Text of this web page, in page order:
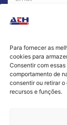
Para fornecer as
cookies para
Consentir com
comportamento de
consentir ou retirar
recursos e funções.
Criamos a
gastronómico!